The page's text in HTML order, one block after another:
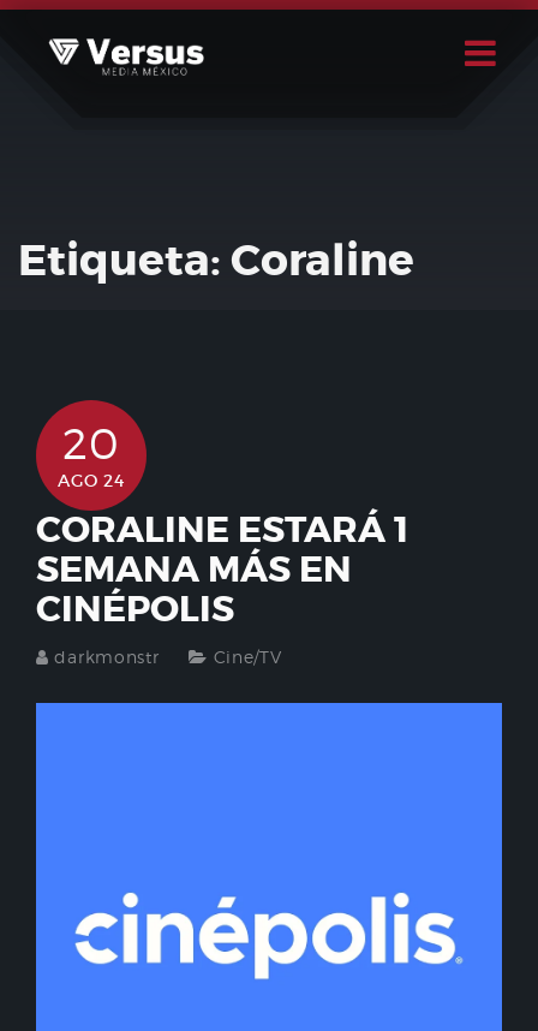
Skip
Etiqueta:Coraline
20
AGO 24
CORALINE ESTARÁ 1
SEMANA MÁS EN
CINÉPOLIS
darkmonstr Cine/TV